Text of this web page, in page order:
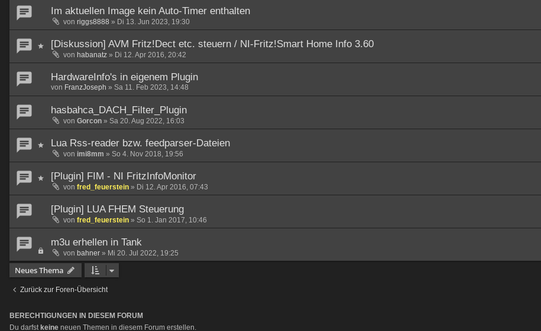
Im aktuellen Image kein Auto-Timer enthalten
von riggs8888 » Di 13. Jun 2023, 19:30
[Diskussion] AVM Fritz!Dect etc. steuern / NI-Fritz!Smart Home Info 3.60
von habanatz » Di 12. Apr 2016, 20:42
HardwareInfo's in eigenem Plugin
von FranzJoseph » Sa 11. Feb 2023, 14:48
hasbahca_DACH_Filter_Plugin
von Gorcon » Sa 20. Aug 2022, 16:03
Lua Rss-reader bzw. feedparser-Dateien
von imi8mm » So 4. Nov 2018, 19:56
[Plugin] FIM - NI FritzInfoMonitor
von fred_feuerstein » Di 12. Apr 2016, 07:43
[Plugin] LUA FHEM Steuerung
von fred_feuerstein » So 1. Jan 2017, 10:46
m3u erhellen in Tank
von bahner » Mi 20. Jul 2022, 19:25
Neues Thema
Zurück zur Foren-Übersicht
BERECHTIGUNGEN IN DIESEM FORUM
Du darfst keine neuen Themen in diesem Forum erstellen.